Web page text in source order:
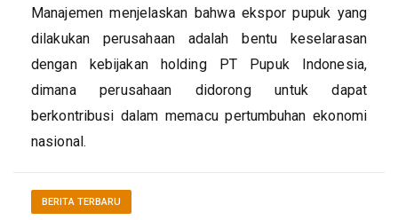
Manajemen menjelaskan bahwa ekspor pupuk yang
dilakukan perusahaan adalah bentu keselarasan
dengan kebijakan holding PT Pupuk Indonesia,
dimana perusahaan didorong untuk dapat
berkontribusi dalam memacu pertumbuhan ekonomi
nasional.
BERITA TERBARU